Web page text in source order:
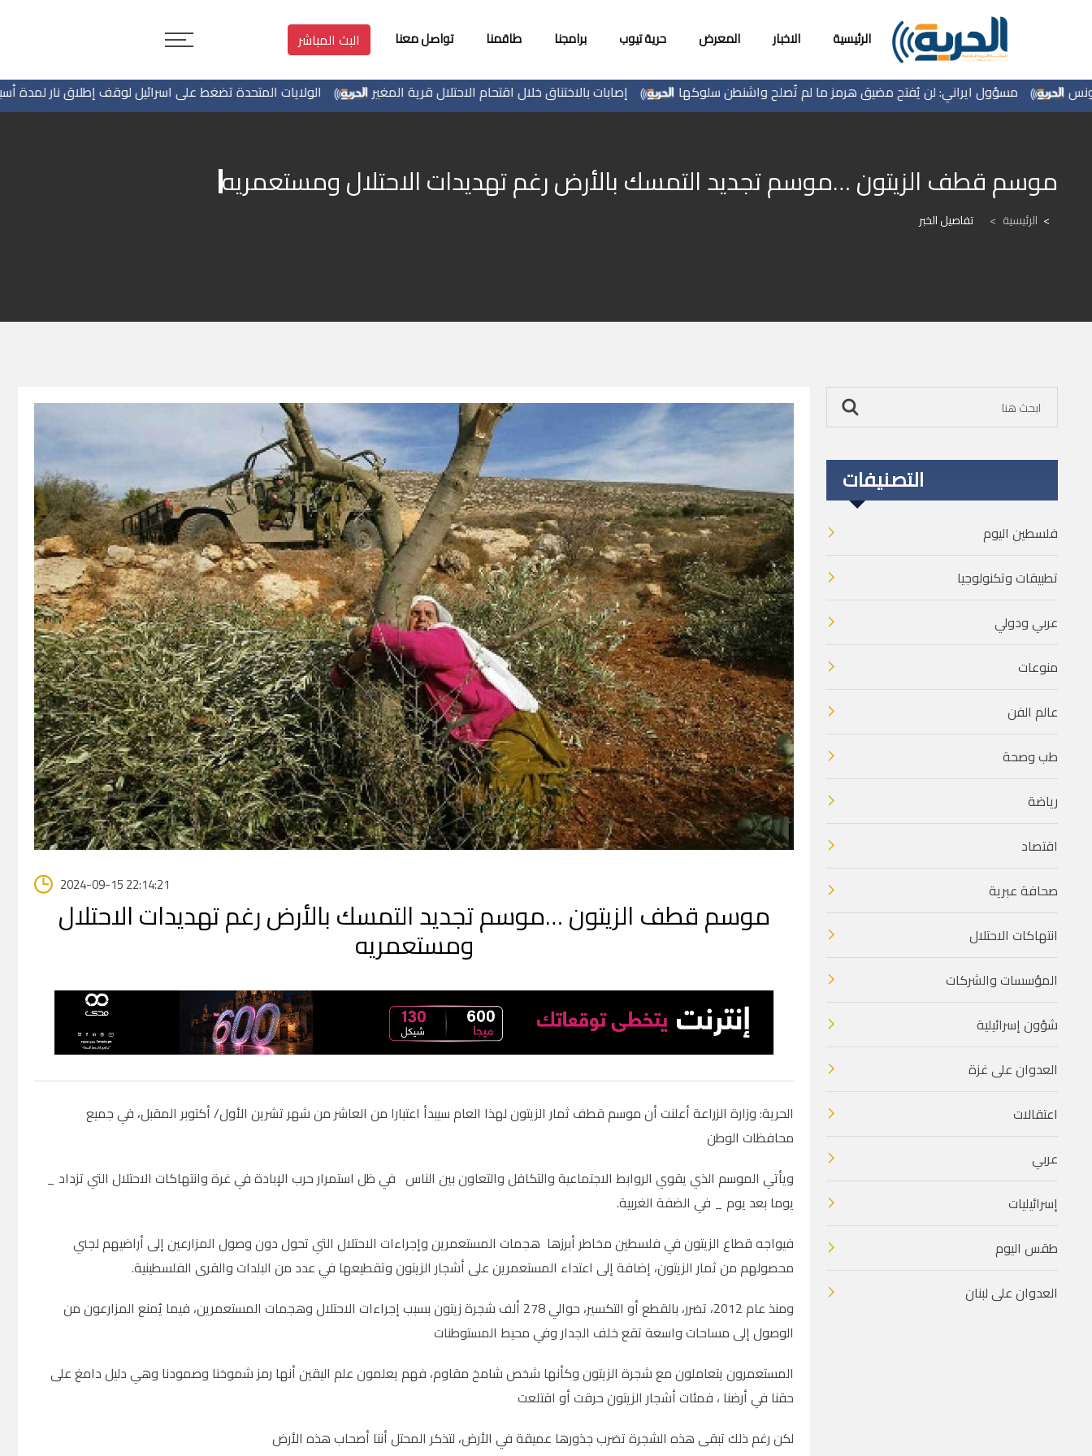
الرئيسية الاخبار المعرض حرية تيوب برامجنا طاقمنا تواصل معنا البث المباشر
الولايات المتحدة تضغط على اسرائيل لوقف إطلاق نار لمدة إصابات بالاختناق خلال اقتحام الاحتلال قرية المغير مسؤول ايراني: لن يُفتح مضيق هرمز ما لم تُصلح واشنطن سلوكها
موسم قطف الزيتون …موسم تجديد التمسك بالأرض رغم تهديدات الاحتلال ومستعمريه
الرئيسية > تفاصيل الخبر
2024-09-15 22:14:21
موسم قطف الزيتون …موسم تجديد التمسك بالأرض رغم تهديدات الاحتلال
ومستعمريه
الحرية: وزارة الزراعة أعلنت أن موسم قطف ثمار الزيتون لهذا العام سيبدأ اعتبارا من العاشر من شهر تشرين الأول/ أكتوبر المقبل، في جميع
محافظات الوطن
ويأتي الموسم الذي يقوي الروابط الاجتماعية والتكافل والتعاون بين الناس في ظل استمرار حرب الإبادة في غرة وانتهاكات الاحتلال التي تزداد _
يوما بعد يوم _ في الضفة الغربية.
فيواجه قطاع الزيتون في فلسطين مخاطر أبرزها هجمات المستعمرين وإجراءات الاحتلال التي تحول دون وصول المزارعين إلى أراضيهم لجني
محصولهم من ثمار الزيتون، إضافة إلى اعتداء المستعمرين على أشجار الزيتون وتقطيعها في عدد من البلدات والقرى الفلسطينية.
ومنذ عام 2012، تضرر، بالقطع أو التكسير، حوالي 278 ألف شجرة زيتون بسبب إجراءات الاحتلال وهجمات المستعمرين، فيما يُمنع المزارعون من
الوصول إلى مساحات واسعة تقع خلف الجدار وفي محيط المستوطنات
المستعمرون يتعاملون مع شجرة الزيتون وكأنها شخص شامخ مقاوم، فهم يعلمون علم اليقين أنها رمز شموخنا وصمودنا وهي دليل دامغ على
حقنا في أرضنا ، فمئات أشجار الزيتون حرقت أو اقتلعت
لكن رغم ذلك تبقى هذه الشجرة تضرب جذورها عميقة في الأرض، لتذكر المحتل أننا أصحاب هذه الأرض
التصنيفات
فلسطين اليوم
تطبيقات وتكنولوجيا
عربي ودولي
منوعات
عالم الفن
طب وصحة
رياضة
اقتصاد
صحافة عبرية
انتهاكات الاحتلال
المؤسسات والشركات
شؤون إسرائيلية
العدوان على غزة
اعتقالات
عربي
إسرائيليات
طقس اليوم
العدوان على لبنان